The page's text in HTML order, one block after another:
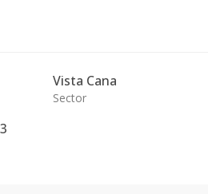
Vista Cana
Sector
3